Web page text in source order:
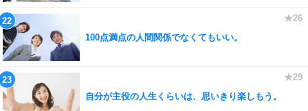
100点満点の人間関係でなくてもいい。
自分が主役の人生くらいは、思いきり楽しもう。